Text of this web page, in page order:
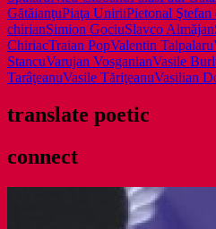
GătăianţuPiaţa UniriiPietonal Ştefan
chirianSimion GociuSlavco Almăjan
ChiriacTraian PopValentin Talpalaru
StancuVarujan VosganianVasile
TarâţeanuVasile TăriţeanuVasilian
translate poetic
connect